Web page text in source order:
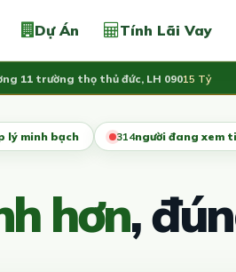
Dự Án Tính Lãi Vay
trường thọ thủ đức, LH 09015 Tỷ
lý minh bạch 316người đang xem
hơn,